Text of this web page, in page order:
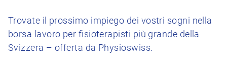
Trovate il prossimo impiego dei vostri sogni nella
borsa lavoro per fisioterapisti più grande della
Svizzera – offerta da Physioswiss.